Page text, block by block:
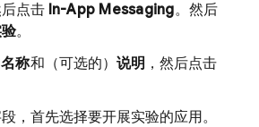
后点击 In-App Messaging。然后
。
名称和（可选的） 说明 ，然后点击
，首先选择要开展实验的应用。